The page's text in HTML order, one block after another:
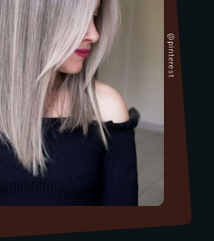
@pinterest